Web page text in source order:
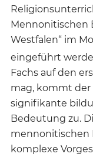
Mennonitischen
Westfalen“ im
eingeführt
Fachs auf den
mag, kommt der
signifikante
Bedeutung zu.
mennonitischen
komplexe